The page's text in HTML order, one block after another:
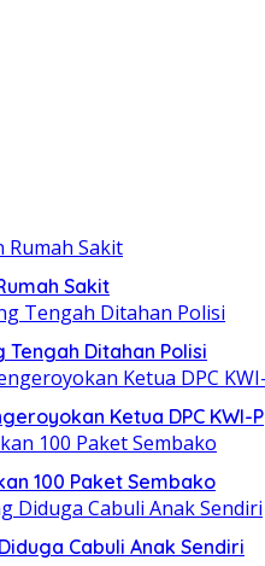
Sakit
Ditahan Polisi
Ketua DPC KWI-P
100 Paket Sembako
Cabuli Anak Sendiri